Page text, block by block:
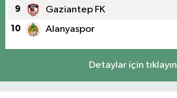
9 Gaziantep FK
10 Alanyaspor
Detaylar için tıklayın